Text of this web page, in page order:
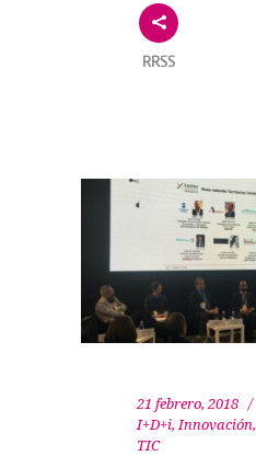
RRSS
21 febrero, 2018
I+D+i,Innovación,
TIC